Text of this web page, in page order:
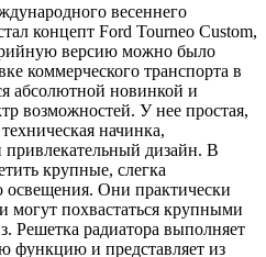
весеннего
концепт Ford Tourneo Custom,
версию можно было
коммерческого транспорта в
абсолютной новинкой и
возможностей. У нее простая,
начинка,
дизайн. В
крупные, слегка
освещения. Они практически
могут похвастаться крупными
Решетка радиатора выполняет
функцию и представляет из